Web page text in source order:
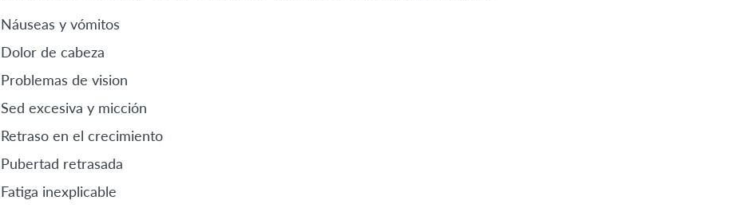
Náuseas y vómitos
Dolor de cabeza
Problemas de vision
Sed excesiva y micción
Retraso en el crecimiento
Pubertad retrasada
Fatiga inexplicable